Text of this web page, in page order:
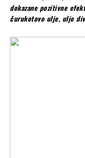
dokazane pozitivne
čurukotovo ulje, ulje